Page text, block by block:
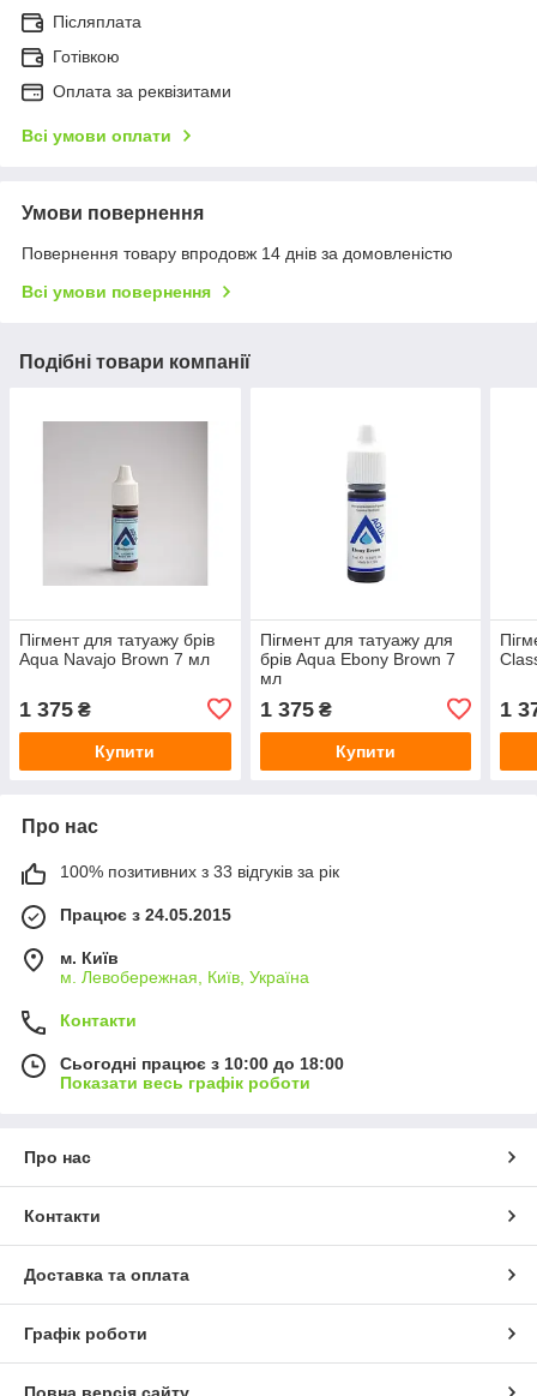
Післяплата
Готівкою
Оплата за реквізитами
Всі умови оплати
Умови повернення
Повернення товару впродовж 14 днів за домовленістю
Всі умови повернення
Подібні товари компанії
Пігмент для татуажу брів
Aqua Navajo Brown 7 мл
1 375 ₴
Купити
Пігмент для татуажу для
брів Aqua Ebony Brown 7
мл
1 375₴
Купити
1
Про нас
100% позитивних з 33 відгуків за рік
Працює з 24.05.2015
м. Київ
м. Левобережная, Київ, Україна
Контакти
Сьогодні працює з 10:00 до 18:00
Показати весь графік роботи
Про нас
Контакти
Доставка та оплата
Графік роботи